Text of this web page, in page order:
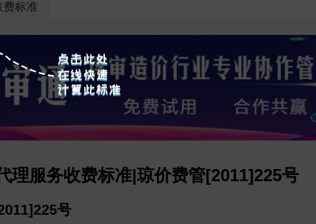
费标准
理服务收费标准|琼价费管[2011]225号
号